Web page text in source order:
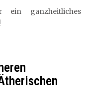
ganzheitliches